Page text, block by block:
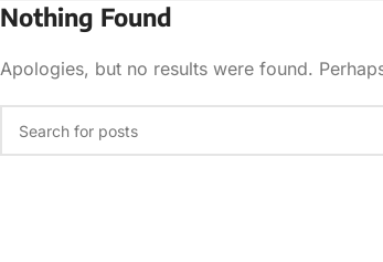
Nothing Found
Apologies, but no results were found.